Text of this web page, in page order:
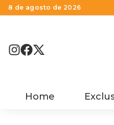
8 de agosto de 2026
Home